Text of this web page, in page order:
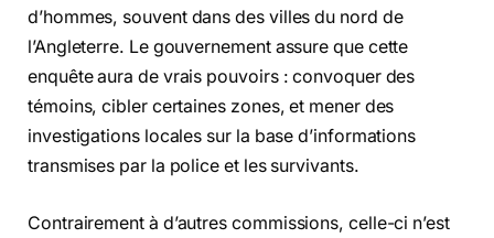
d’hommes, souvent dans des villes du nord de
l’Angleterre. Le gouvernement assure que cette
enquête aura de vrais pouvoirs : convoquer des
témoins, cibler certaines zones, et mener des
investigations locales sur la base d’informations
transmises par la police et les survivants.
Contrairement à d’autres commissions, celle-ci n’est